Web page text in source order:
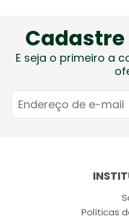
E seja o primeiro a
Políticas